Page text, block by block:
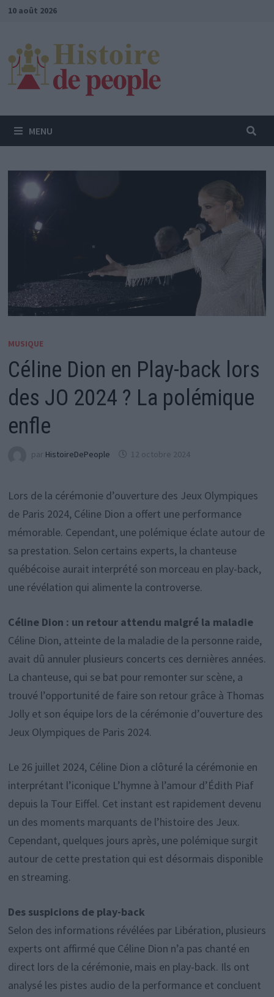
Passer
contenu
10 août 2026
MENU
MUSIQUE
Céline Dion en Play-back lors
des JO 2024 ? La polémique
enfle
par HistoireDePeople 12 octobre 2024
Lors de la cérémonie d’ouverture des Jeux Olympiques
de Paris 2024, Céline Dion a offert une performance
mémorable. Cependant, une polémique éclate autour de
sa prestation. Selon certains experts, la chanteuse
québécoise aurait interprété son morceau en play-back,
une révélation qui alimente la controverse.
Céline Dion : un retour attendu malgré la maladie
Céline Dion, atteinte de la maladie de la personne raide,
avait dû annuler plusieurs concerts ces dernières années.
La chanteuse, qui se bat pour remonter sur scène, a
trouvé l’opportunité de faire son retour grâce à Thomas
Jolly et son équipe lors de la cérémonie d’ouverture des
Jeux Olympiques de Paris 2024.
Le 26 juillet 2024, Céline Dion a clôturé la cérémonie en
interprétant l’iconique L’hymne à l’amour d’Édith Piaf
depuis la Tour Eiffel. Cet instant est rapidement devenu
un des moments marquants de l’histoire des Jeux.
Cependant, quelques jours après, une polémique surgit
autour de cette prestation qui est désormais disponible
en streaming.
Des suspicions de play-back
Selon des informations révélées par Libération, plusieurs
experts ont affirmé que Céline Dion n’a pas chanté en
direct lors de la cérémonie, mais en play-back. Ils ont
analysé les pistes audio de la performance et concluent